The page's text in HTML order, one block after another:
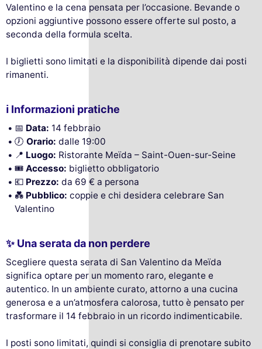
Valentino e la cena pensata per l’occasione. Bevande o
opzioni aggiuntive possono essere offerte sul posto, a
seconda della formula scelta.
I biglietti sono limitati e la disponibilità dipende dai posti
rimanenti.
ℹ️ Informazioni pratiche
📅 Data: 14 febbraio
🕖Orario: dalle 19:00
📍 Luogo: Ristorante Meïda – Saint-Ouen-sur-Seine
🎟️Accesso: biglietto obbligatorio
💶 Prezzo: da 69 € a persona
💑 Pubblico: coppie e chi desidera celebrare San
Valentino
✨ Una serata da non perdere
Scegliere questa serata di San Valentino da Meïda
significa optare per un momento raro, elegante e
autentico. In un ambiente curato, attorno a una cucina
generosa e a un’atmosfera calorosa, tutto è pensato per
trasformare il 14 febbraio in un ricordo indimenticabile.
I posti sono limitati, quindi si consiglia di prenotare subito